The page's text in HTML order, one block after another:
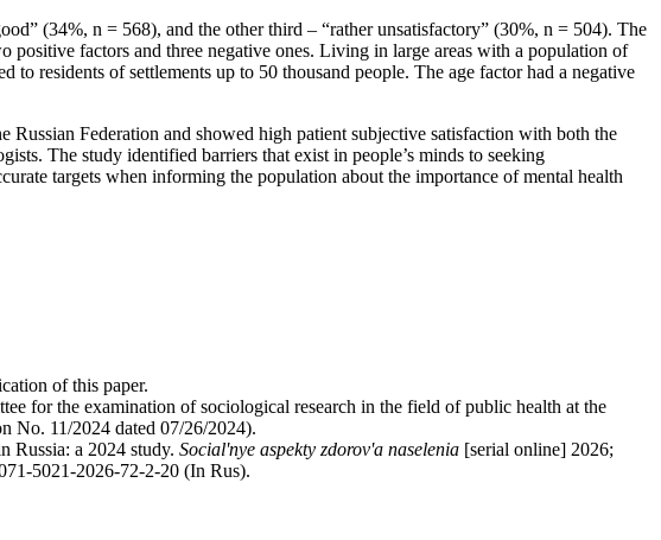
(34%, n = 568), and the other third – “rather unsatisfactory” (30%, n = 504). The
factors and three negative ones. Living in large areas with a population of
residents of settlements up to 50 thousand people. The age factor had a negative
Russian Federation and showed high patient subjective satisfaction with both the
The study identified barriers that exist in people’s minds to seeking
targets when informing the population about the importance of mental health
of this paper.
for the examination of sociological research in the field of public health at the
No. 11/2024 dated 07/26/2024).
Russia: a 2024 study. Social'nye aspekty zdorov'a naselenia [serial online] 2026;
5021-2026-72-2-20 (In Rus).